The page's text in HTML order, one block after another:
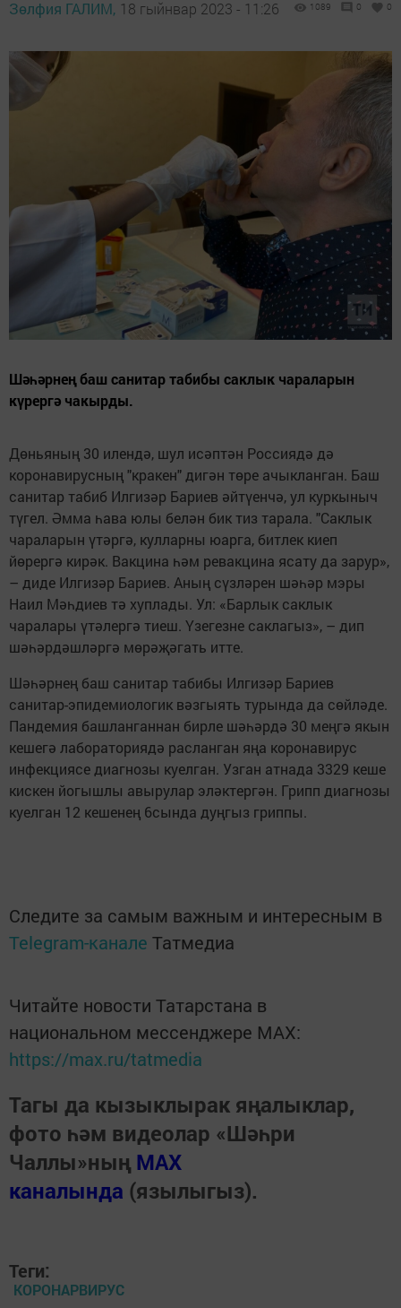
Зөлфия ГАЛИМ, 18 гыйнвар 2023 - 11:26 1089 0 0
Шәһәрнең баш санитар табибы саклык чараларын
күрергә чакырды.
Дөньяның 30 илендә, шул исәптән Россиядә дә
коронавирусның "кракен" дигән төре ачыкланган. Баш
санитар табиб Илгизәр Бариев әйтүенчә, ул куркыныч
түгел. Әмма һава юлы белән бик тиз тарала. "Саклык
чараларын үтәргә, кулларны юарга, битлек киеп
йөрергә кирәк. Вакцина һәм ревакцина ясату да зарур»,
– диде Илгизәр Бариев. Аның сүзләрен шәһәр мэры
Наил Мәһдиев тә хуплады. Ул: «Барлык саклык
чаралары үтәлергә тиеш. Үзегезне саклагыз», – дип
шәһәрдәшләргә мөрәҗәгать итте.
Шәһәрнең баш санитар табибы Илгизәр Бариев
санитар-эпидемиологик вәзгыять турында да сөйләде.
Пандемия башланганнан бирле шәһәрдә 30 меңгә якын
кешегә лабораториядә расланган яңа коронавирус
инфекциясе диагнозы куелган. Узган атнада 3329 кеше
кискен йогышлы авырулар эләктергән. Грипп диагнозы
куелган 12 кешенең 6сында дуңгыз гриппы.
Следите за самым важным и интересным в
Telegram-канале Татмедиа
Читайте новости Татарстана в
национальном мессенджере MАХ:
https://max.ru/tatmedia
Тагы да кызыклырак яңалыклар,
фото һәм видеолар «Шәһри
Чаллы»ның MAX
каналында (язылыгыз).
Теги:
КОРОНАРВИРУС